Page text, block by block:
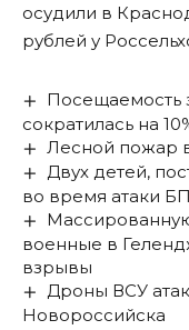
осудили в
рублей у
Посещаемость
сократилась на
Лесной пожар
Двух детей,
во время атаки
военные в
взрывы
Дроны ВСУ
Новороссийска